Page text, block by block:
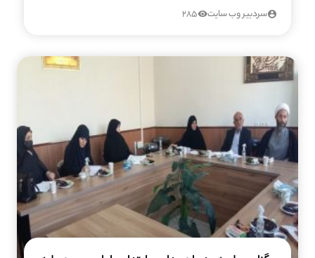
سردبیر وب سایت 285